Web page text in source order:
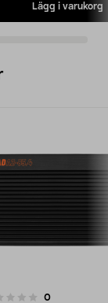
Lägg i varukorg
0recensioner
3.5av 5 stjärnor